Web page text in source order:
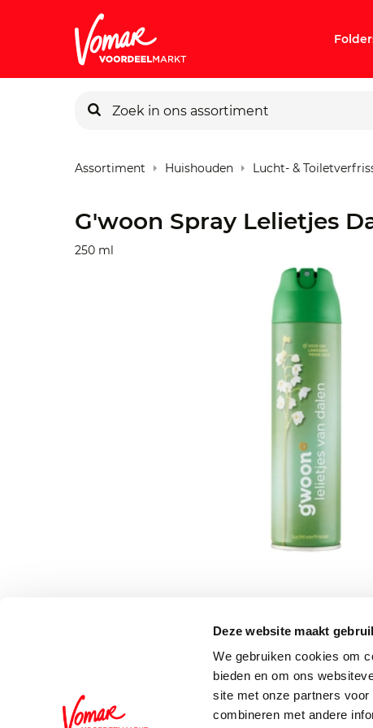
Deze website maakt
We gebruiken cookies om
bieden en om ons
site met onze partners
combineren met andere
Pincode
Assortiment Huishouden Lucht- &
G'woon Spray Lelietjes
250 ml
Schrijf je in voor de